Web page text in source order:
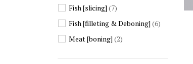
Fish [slicing] (7)
Fish [filleting & Deboning] (6)
Meat [boning] (2)